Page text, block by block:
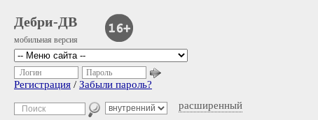
Дебри-ДВ
мобильная версия
расширенный
Логин Пароль
Регистрация / Забыли пароль?